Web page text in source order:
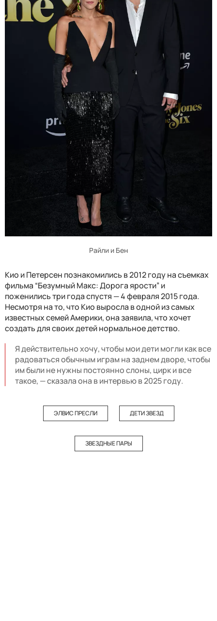
Райли и Бен
Кио и Петерсен познакомились в 2012 году на съемках
фильма “Безумный Макс: Дорога ярости” и
поженились три года спустя — 4 февраля 2015 года.
Несмотря на то, что Кио выросла в одной из самых
известных семей Америки, она заявила, что хочет
создать для своих детей нормальное детство.
Я действительно хочу, чтобы мои дети могли как все
радоваться обычным играм на заднем дворе, чтобы
им были не нужны постоянно слоны, цирк и все
такое, — сказала она в интервью в 2025 году.
ЭЛВИС ПРЕСЛИ ДЕТИ ЗВЕЗД
ЗВЕЗДНЫЕ ПАРЫ